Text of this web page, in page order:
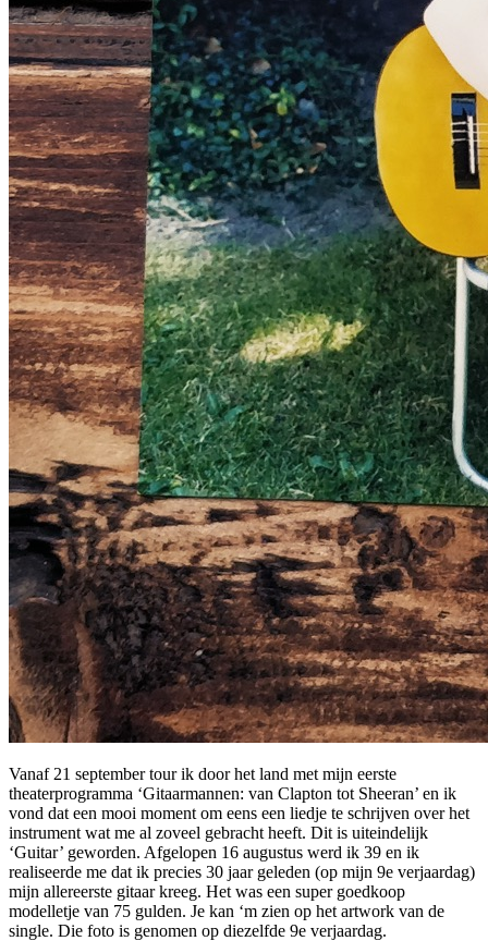
Vanaf 21 september tour ik door het land met mijn eerste
theaterprogramma ‘Gitaarmannen: van Clapton tot Sheeran’ en ik
vond dat een mooi moment om eens een liedje te schrijven over het
instrument wat me al zoveel gebracht heeft. Dit is uiteindelijk
‘Guitar’ geworden. Afgelopen 16 augustus werd ik 39 en ik
realiseerde me dat ik precies 30 jaar geleden (op mijn 9e verjaardag)
mijn allereerste gitaar kreeg. Het was een super goedkoop
modelletje van 75 gulden. Je kan ‘m zien op het artwork van de
single. Die foto is genomen op diezelfde 9e verjaardag.